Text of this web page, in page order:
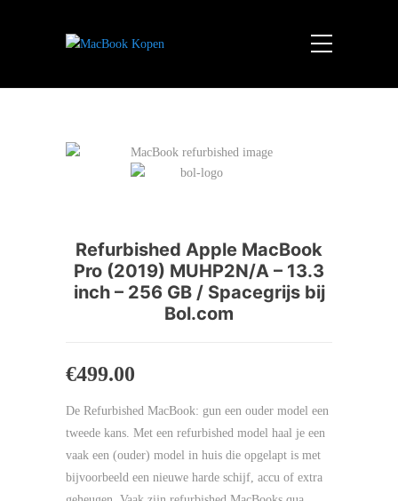
Refurbished Apple MacBook
Pro (2019) MUHP2N/A – 13.3
inch – 256 GB / Spacegrijs bij
Bol.com
€499.00
De Refurbished MacBook: gun een ouder model een
tweede kans. Met een refurbished model haal je een
vaak een (ouder) model in huis die opgelapt is met
bijvoorbeeld een nieuwe harde schijf, accu of extra